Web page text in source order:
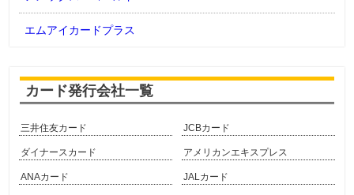
エムアイカードプラス
カード発行会社一覧
三井住友カード JCBカード
ダイナースカード アメリカンエキスプレス
ANAカード JALカード